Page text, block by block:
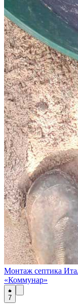
Монтаж септика
«Коммунар»
7